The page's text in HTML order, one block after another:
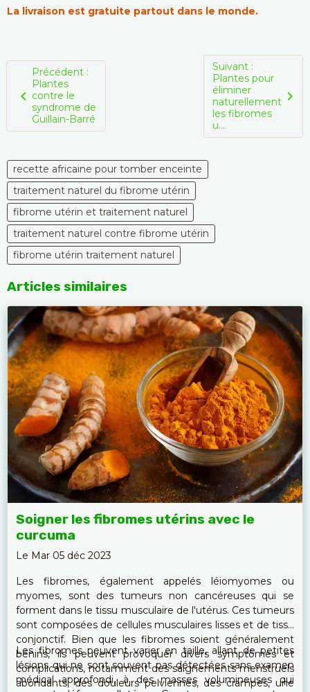
La livraison est gratuite partout dans le monde.
Précédent :
Plantes
contre le
syndrome de
Guillain-Barré
Suivant :
Plantes pour
éliminer
naturellement
les fibromes
u...
recette africaine pour tomber enceinte
traitement naturel du fibrome utérin
fibrome utérin et traitement naturel
traitement naturel contre fibrome utérin
fibrome utérin traitement naturel
Articles similaires
Soigner les fibromes utérins avec le
curcuma
Le Mar 05 déc 2023
Les fibromes, également appelés léiomyomes ou
myomes, sont des tumeurs non cancéreuses qui se
forment dans le tissu musculaire de l'utérus. Ces tumeurs
sont composées de cellules musculaires lisses et de tissu
conjonctif. Bien que les fibromes soient généralement
bénins, ils peuvent provoquer divers symptômes et
complications, notamment des saignements menstruels
abondants, des douleurs pelviennes, des crampes, une
Les fibromes peuvent varier en taille, allant de petites
lésions qui ne sont souvent pas détectées sans examen
médical approfondi, à des masses volumineuses qui